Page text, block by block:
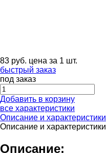
83 руб. цена за 1 шт.
быстрый заказ
под заказ
Добавить в корзину
все характеристики
Описание и характеристики
Описание и характеристики
Описание: